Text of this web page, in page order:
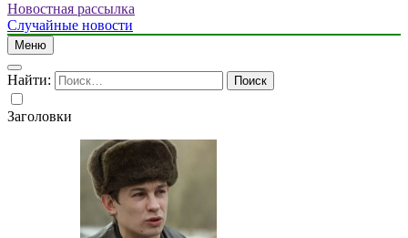
Новостная рассылка
Случайные новости
Меню
Найти:
Заголовки